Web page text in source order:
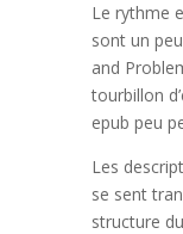
Le rythme
sont un
and
tourbillon
epub peu
Les
se sent
structure